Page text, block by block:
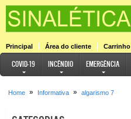
Principal Área do cliente Carrinho
COVID-19 Incêndio Emergência
Home » Informativa » algarismo 7